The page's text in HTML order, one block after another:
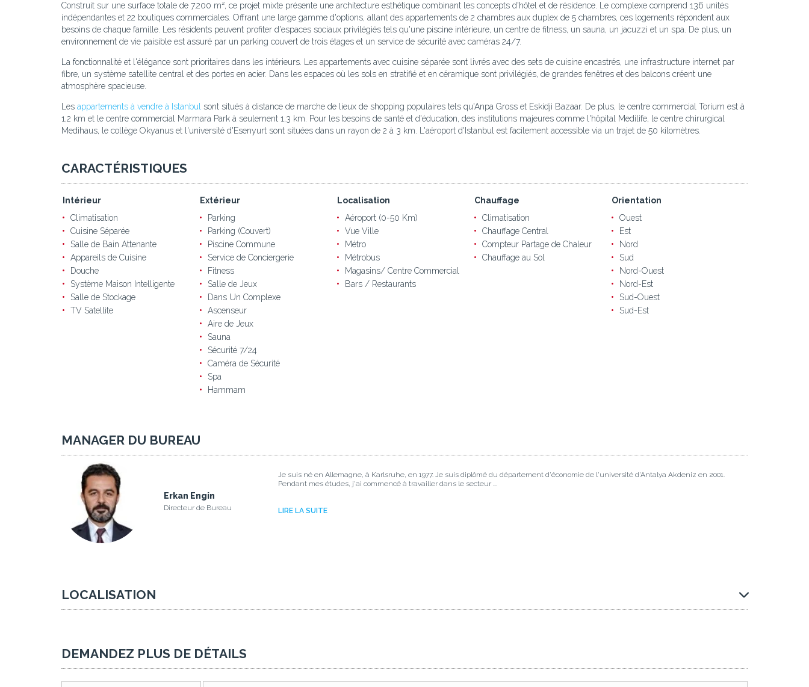
Construit sur une surface totale de 7.200 m², ce projet mixte présente une architecture esthétique combinant les concepts d'hôtel et de résidence. Le complexe comprend 136 unités
indépendantes et 22 boutiques commerciales. Offrant une large gamme d'options, allant des appartements de 2 chambres aux duplex de 5 chambres, ces logements répondent aux
besoins de chaque famille. Les résidents peuvent profiter d'espaces sociaux privilégiés tels qu'une piscine intérieure, un centre de fitness, un sauna, un jacuzzi et un spa. De plus, un
environnement de vie paisible est assuré par un parking couvert de trois étages et un service de sécurité avec caméras 24/7.
La fonctionnalité et l'élégance sont prioritaires dans les intérieurs. Les appartements avec cuisine séparée sont livrés avec des sets de cuisine encastrés, une infrastructure internet par
fibre, un système satellite central et des portes en acier. Dans les espaces où les sols en stratifié et en céramique sont privilégiés, de grandes fenêtres et des balcons créent une
atmosphère spacieuse.
Les appartements à vendre à Istanbul
sont situés à distance de marche de lieux de shopping populaires tels qu'Anpa Gross et Eskidji Bazaar. De plus, le centre commercial Torium est à
1,2 km et le centre commercial Marmara Park à seulement 1,3 km. Pour les besoins de santé et d'éducation, des institutions majeures comme l'hôpital Medilife, le centre chirurgical
Medihaus, le collège Okyanus et l'université d'Esenyurt sont situées dans un rayon de 2 à 3 km. L'aéroport d'Istanbul est facilement accessible via un trajet de 50 kilomètres.
CARACTÉRISTIQUES
Intérieur
Climatisation
Cuisine Séparée
Salle de Bain Attenante
Appareils de Cuisine
Douche
Système Maison Intelligente
Salle de Stockage
TV Satellite
Extérieur
Parking
Parking (Couvert)
Piscine Commune
Service de Conciergerie
Fitness
Salle de Jeux
Dans Un Complexe
Ascenseur
Aire de Jeux
Sauna
Sécurité 7/24
Caméra de Sécurité
Spa
Hammam
Localisation
Aéroport (0-50 Km)
Vue Ville
Métro
Métrobus
Magasins/ Centre Commercial
Bars / Restaurants
Chauffage
Climatisation
Chauffage Central
Compteur Partage de Chaleur
Chauffage au Sol
Orientation
Ouest
Est
Nord
Sud
Nord-Ouest
Nord-Est
Sud-Ouest
Sud-Est
MANAGER DU BUREAU
Erkan Engin
Directeur de Bureau
Je suis né en Allemagne, à Karlsruhe, en 1977. Je suis diplômé du département d'économie de l'université d'Antalya Akdeniz en 2001.
Pendant mes études, j'ai commencé à travailler dans le secteur ...
LIRE LA SUITE
LOCALISATION
DEMANDEZ PLUS DE DÉTAILS